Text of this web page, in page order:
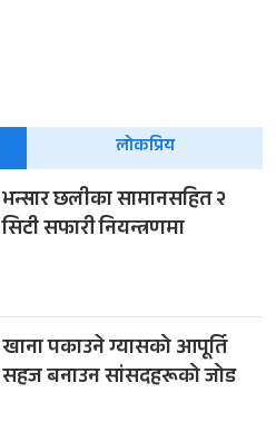
लोकप्रिय
भन्सार छलीका सामानसहित २
सिटी सफारी नियन्त्रणमा
खाना पकाउने ग्यासको आपूर्ति
सहज बनाउन सांसदहरूको जोड